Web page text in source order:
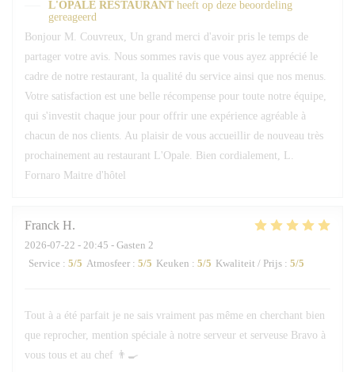
L'OPALE RESTAURANT heeft op deze beoordeling
gereageerd
Bonjour M. Couvreux, Un grand merci d'avoir pris le temps de
partager votre avis. Nous sommes ravis que vous ayez apprécié le
cadre de notre restaurant, la qualité du service ainsi que nos menus.
Votre satisfaction est une belle récompense pour toute notre équipe,
qui s'investit chaque jour pour offrir une expérience agréable à
chacun de nos clients. Au plaisir de vous accueillir de nouveau très
prochainement au restaurant L'Opale. Bien cordialement, L.
Fornaro Maitre d'hôtel
Franck H
2026-07-22 - 20:45 - Gasten 2
Service : 5/5 Atmosfeer : 5/5 Keuken : 5/5 Kwaliteit / Prijs : 5/5
Tout à a été parfait je ne sais vraiment pas même en cherchant bien
que reprocher, mention spéciale à notre serveur et serveuse Bravo à
vous tous et au chef 👨‍🍳